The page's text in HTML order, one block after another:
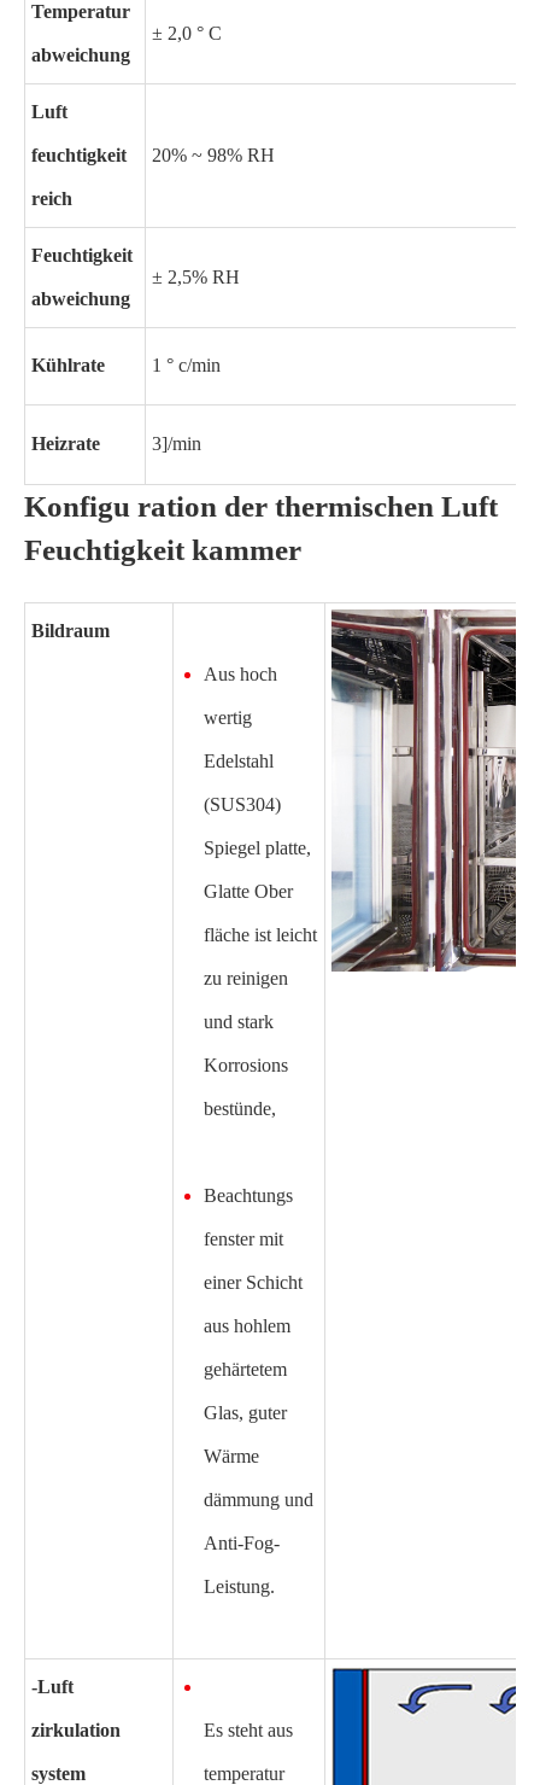
Temperatur
abweichung
± 2,0 ° C
Luft
feuchtigkeit
reich
20% ~ 98% RH
Feuchtigkeit
abweichung
± 2,5% RH
Kühlrate 1 ° c/min
Heizrate 3]/min
Konfigu ration der thermischen Luft
Feuchtigkeit kammer
Bildraum
Aus hoch
wertig
Edelstahl
(SUS304)
Spiegel platte,
Glatte Ober
fläche ist leicht
zu reinigen
und stark
Korrosions
bestünde,
Beachtungs
fenster mit
einer Schicht
aus hohlem
gehärtetem
Glas, guter
Wärme
dämmung und
Anti-Fog-
Leistung.
-Luft
zirkulation
system
Es steht aus
temperatur